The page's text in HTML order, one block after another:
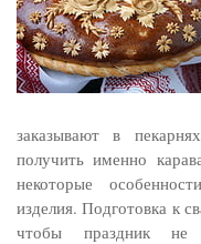
заказывают в
получить именно
некоторые
изделия. Подготовка к
чтобы праздник не